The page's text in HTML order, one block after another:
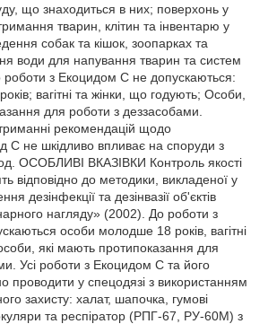
що знаходиться в них; поверхонь у
тварин, клітин та інвентарю у
собак та кішок, зоопарках та
води для напування тварин та систем
роботи з Екоцидом С не допускаються:
вагітні та жінки, що годують; Особи,
для роботи з деззасобами.
рекомендацій щодо
С не шкідливо впливає на споруди з
ОСОБЛИВІ ВКАЗІВКИ Контроль якості
відповідно до методики, викладеної у
дезінфекції та дезінвазії об'єктів
нагляду» (2002). До роботи з
особи молодше 18 років, вагітні
які мають протипоказання для
Усі роботи з Екоцидом С та його
проводити у спецодязі з використанням
захисту: халат, шапочка, гумові
та респіратор (РПГ-67, РУ-60М) з